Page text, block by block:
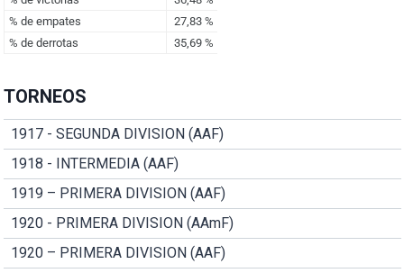
TORNEOS
1917 - SEGUNDA DIVISION (AAF)
1918 - INTERMEDIA (AAF)
1919 – PRIMERA DIVISION (AAF)
1920 - PRIMERA DIVISION (AAmF)
1920 – PRIMERA DIVISION (AAF)